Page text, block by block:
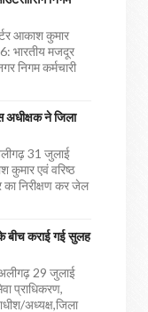
आकाश कुमार
भारतीय मजदूर
निगम कर्मचारी
अधीक्षक ने जिला
31 जुलाई
कुमार एवं वरिष्ठ
का निरीक्षण कर जेल
बीच कराई गई सुलह
29 जुलाई
प्राधिकरण,
अध्यक्ष,जिला